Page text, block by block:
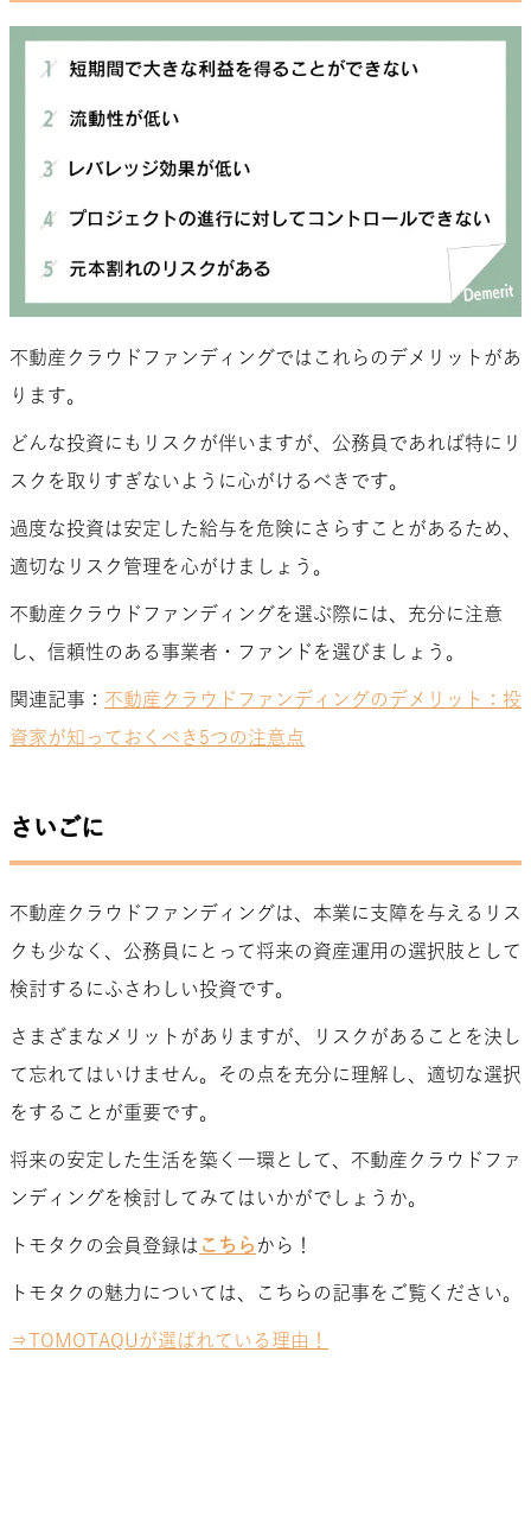
不動産クラウドファンディングではこれらのデメリットがあ
ります。
どんな投資にもリスクが伴いますが、公務員であれば特にリ
スクを取りすぎないように心がけるべきです。
過度な投資は安定した給与を危険にさらすことがあるため、
適切なリスク管理を心がけましょう。
不動産クラウドファンディングを選ぶ際には、充分に注意
し、信頼性のある事業者・ファンドを選びましょう。
関連記事： 不動産クラウドファンディングのデメリット：投
資家が知っておくべき5つの注意点
さいごに
不動産クラウドファンディングは、本業に支障を与えるリス
クも少なく、公務員にとって将来の資産運用の選択肢として
検討するにふさわしい投資です。
さまざまなメリットがありますが、リスクがあることを決し
て忘れてはいけません。その点を充分に理解し、適切な選択
をすることが重要です。
将来の安定した生活を築く一環として、不動産クラウドファ
ンディングを検討してみてはいかがでしょうか。
トモタクの会員登録は こちら から！
トモタクの魅力については、こちらの記事をご覧ください。
⇒TOMOTAQUが選ばれている理由！